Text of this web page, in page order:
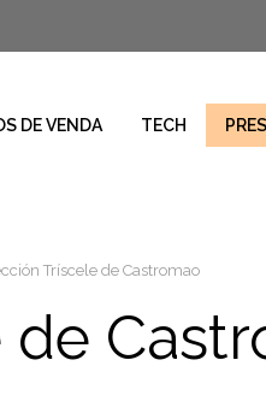
DE VENDA TECH
Tríscele de Castromao